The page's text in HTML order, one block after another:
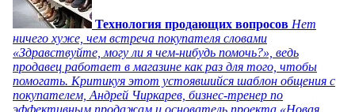
Технология продающих вопросов Нет
ничего хуже, чем встреча покупателя словами
«Здравствуйте, могу ли я чем-нибудь помочь?», ведь
продавец работает в магазине как раз для того, чтобы
помогать. Критикуя этот устоявшийся шаблон общения с
покупателем, Андрей Чиркарев, бизнес-тренер по
эффективным продажам и основатель проекта «Новая